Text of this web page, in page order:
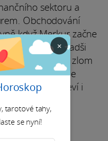
sektoru a
Obchodování
když Merkur začne
ledna. Do 24. radši
velký pozitivní zlom
Venuše přinese
možná se objeví i
×
tarotové tahy,
se nyní!